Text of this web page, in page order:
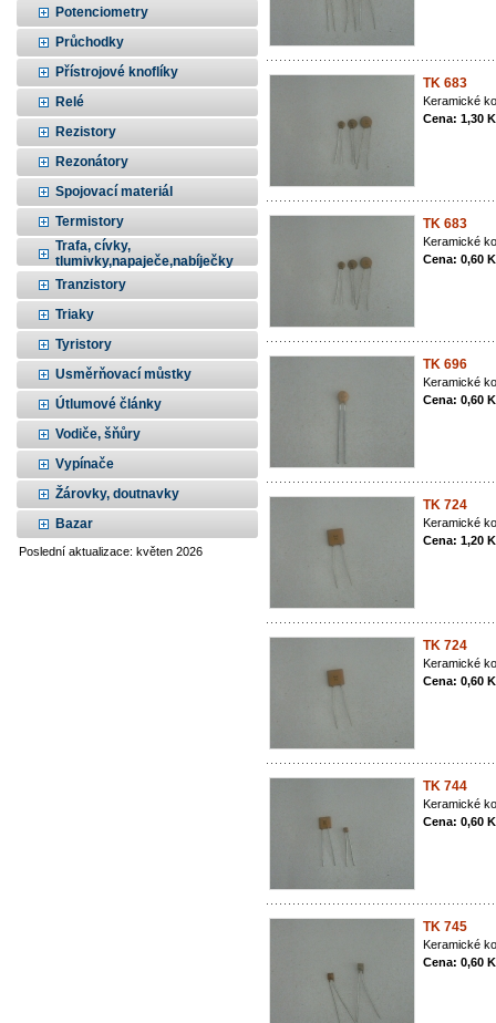
Potenciometry
Průchodky
Přístrojové knoflíky
Relé
Rezistory
Rezonátory
Spojovací materiál
Termistory
Trafa, cívky,
tlumivky,napaječe,nabíječky
Tranzistory
Triaky
Tyristory
Usměrňovací můstky
Útlumové články
Vodiče, šňůry
Vypínače
Žárovky, doutnavky
Bazar
Poslední aktualizace: květen 2026
TK 683
Keramické
Cena: 1,30
TK 683
Keramické
Cena: 0,60
TK 696
Keramické
Cena: 0,60
TK 724
Keramické
Cena: 1,20
TK 724
Keramické
Cena: 0,60
TK 744
Keramické
Cena: 0,60
TK 745
Keramické
Cena: 0,60